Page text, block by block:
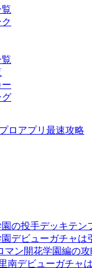
グ
ロアプリ最速攻略
の投手デッキテン
デビューガチャは
マン開花学園編の
南デビューガチャ